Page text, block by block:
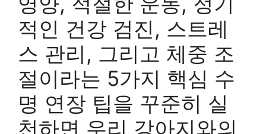
적인 건강 검진, 스트레
스 관리, 그리고 체중 조
절이라는 5가지 핵심 수
명 연장 팁을 꾸준히 실
천하면 우리 강아지와의